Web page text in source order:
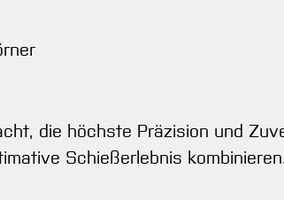
die höchste Präzision und
Schießerlebnis